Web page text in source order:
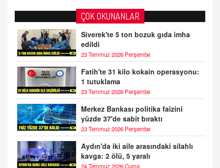
ÇOK OKUNANLAR
Siverek'te 5 ton bozuk gıda imha
edildi
23 Temmuz 2026 Perşembe
Fatih'te 31 kilo kokain operasyonu:
1 tutuklama
23 Temmuz 2026 Perşembe
Merkez Bankası politika faizini
yüzde 37'de sabit bıraktı
23 Temmuz 2026 Perşembe
Aydın'da iki aile arasındaki silahlı
kavga: 2 ölü, 5 yaralı
24 Temmuz 2026 Cuma